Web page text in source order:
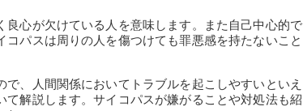
心が欠けている人を意味します。また自己中心的で
パスは周りの人を傷つけても罪悪感を持たないこと
、人間関係においてトラブルを起こしやすいといえ
解説します。サイコパスが嫌がることや対処法も紹